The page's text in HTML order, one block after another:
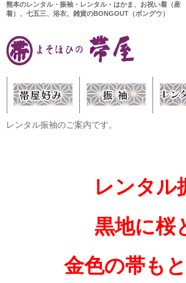
熊本のレンタル・振袖・レンタル・はかま、お祝い着（産
着）、七五三、浴衣、雑貨のBONGOUT（ボングウ）
レンタル振袖のご案内です。
レンタル
黒地に桜
金色の帯も